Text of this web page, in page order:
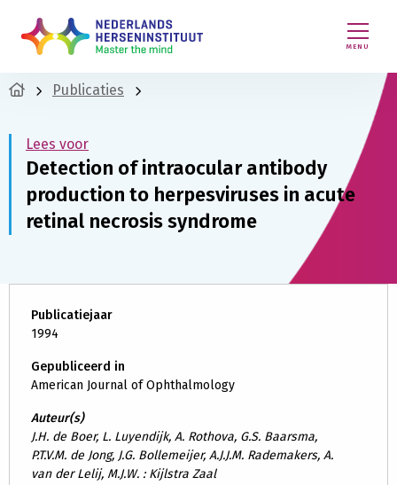
MENU
Publicaties
Lees voor
Detection of intraocular antibody
production to herpesviruses in acute
retinal necrosis syndrome
Publicatiejaar
1994
Gepubliceerd in
American Journal of Ophthalmology
Auteur(s)
J.H. de Boer, L. Luyendijk, A. Rothova, G.S. Baarsma,
P.T.V.M. de Jong, J.G. Bollemeijer, A.J.J.M. Rademakers, A.
van der Lelij, M.J.W. : Kijlstra Zaal